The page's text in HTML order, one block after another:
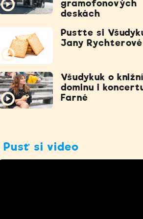
gramofonových
deskách
Pusťte si
Jany Rychterové
Všudykuk o
dominu i
Farné
Pusť si video